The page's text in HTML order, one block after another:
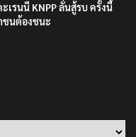
เรนนี KNPP ลั่นสู้รบ ครั้งนี้
ชนต้องชนะ